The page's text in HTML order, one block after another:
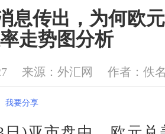
息传出，为何欧
走势图分析
来源：外汇网 作者：佚
我要分享